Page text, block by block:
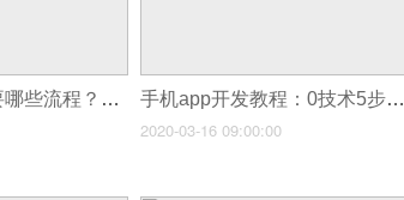
开发制作app需要哪些流程？应用公园让你自己进行app制作运营 手机app开发教程：0技术5步10分钟自己进行app制作开发
2020-03-16 09:00:00